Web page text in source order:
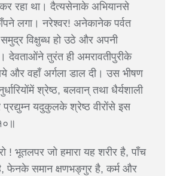
रहा था। दैत्यसेनाके अभियानसे
लगा। नरेश्वर! अनेकानेक पर्वत
विक्षुब्ध हो उठे और अपनी
देवताओंने तुरंत ही अमरावतीपुरीके
और वहाँ अर्गला डाल दी। उस भीषण
श्रेष्ठ, बलवान् तथा धैर्यशाली
प्रद्युम्न यदुकुलके श्रेष्ठ वीरोंसे इस
! भूतलपर जो हमारा यह शरीर है, पाँच
फेनके समान क्षणभङ्गुर है, कर्म और